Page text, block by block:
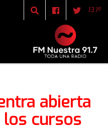
13.1º
abierta
los cursos